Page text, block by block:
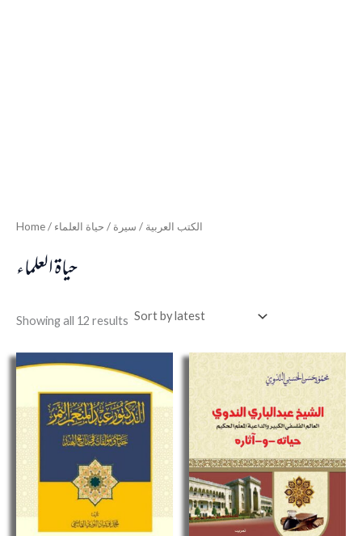
Home/ الكتب العربية / سيرة / حياة العلماء
حياة العلماء
Showing all 12 results